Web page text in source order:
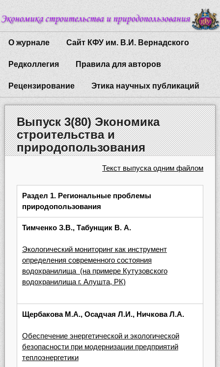
О журнале Сайт КФУ им. В.И. Вернадского
Редколлегия Правила для авторов
Рецензирование Этика научных публикаций
Выпуск 3(80) Экономика
строительства и
природопользования
Текст выпуска одним файлом
Раздел 1. Региональные проблемы
природопользования
Тимченко З.В., Табунщик В. А.
Экологический мониторинг как инструмент
определения современного состояния
водохранилища (на примере Кутузовского
водохранилища г. Алушта, РК)
Щербакова М.А., Осадчая Л.И., Ничкова Л.А.
Обеспечение энергетической и экологической
безопасности при модернизации предприятий
теплоэнергетики